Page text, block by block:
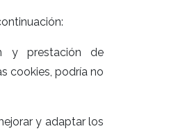
y prestación de
cookies, podría no
y adaptar los